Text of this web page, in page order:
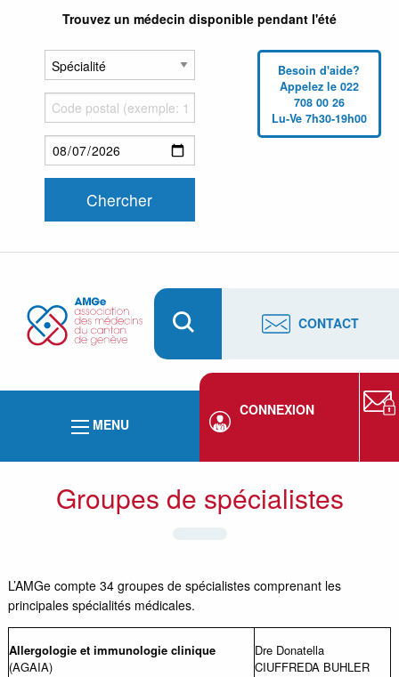
Trouvez un médecin disponible pendant l'été
Besoin d'aide?
Appelez le 022
708 00 26
Lu-Ve 7h30-19h00
CONTACT
MENU
CONNEXION
Groupes de spécialistes
L’AMGe compte 34 groupes de spécialistes comprenant les
principales spécialités médicales.
Allergologie et immunologie clinique
(AGAIA)
Dre Donatella
CIUFFREDA BUHLER